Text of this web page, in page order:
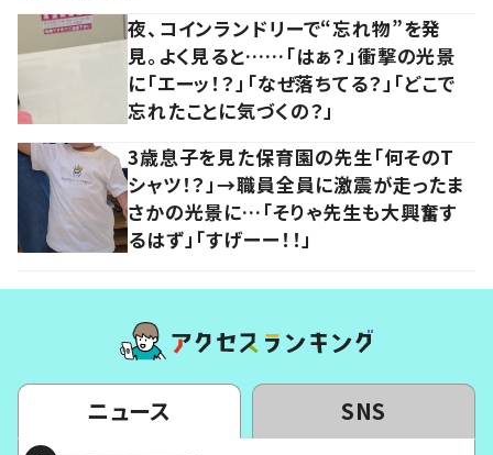
夜、コインランドリーで“忘れ物”を発
見。よく見ると……「はぁ？」衝撃の光景
に「エーッ！？」「なぜ落ちてる？」「どこで
忘れたことに気づくの？」
3歳息子を見た保育園の先生「何そのT
シャツ！？」→職員全員に激震が走ったま
さかの光景に…「そりゃ先生も大興奮す
るはず」「すげーー！！」
ニュース SNS